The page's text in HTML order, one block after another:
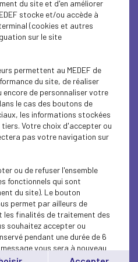
du site et d'en améliorer
stocke et/ou accède à
(cookies et autres
sur le site
permettent au MEDEF de
du site, de réaliser
de personnaliser votre
le cas des boutons de
les informations stockées
Votre choix d'accepter ou
pas votre navigation sur
ou de refuser l'ensemble
fonctionnels qui sont
du site). Le bouton
permet par ailleurs de
les finalités de traitement des
souhaitez accepter ou
pendant une durée de 6
vous sera à nouveau